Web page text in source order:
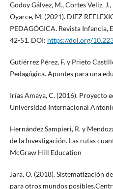
Godoy Gálvez, M., Cortes Veliz,
Oyarce, M. (2021). DIEZ
PEDAGÓGICA. Revista Infancia,
42-51. DOI: https://doi.org/
Gutiérrez Pérez, F. y Prieto
Pedagógica. Apuntes para una
Irías Amaya, C. (2016). Proyecto
Universidad Internacional
Hernández Sampieri, R. y
de la Investigación. Las rutas
McGraw Hill Education
Jara, O. (2018). Sistematización
para otros mundos